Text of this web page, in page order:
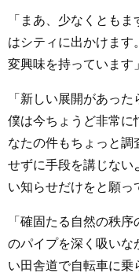
「まあ、少なくとも
はシティに出かけます
変興味を持っています」
「新しい展開があっ
僕は今ちょうど非常に
なたの件もちょっと調
せずに手段を講じない
い知らせだけをと願っ
「確固たる自然の秩
のパイプを深く吸いな
い田舎道で自転車に乗